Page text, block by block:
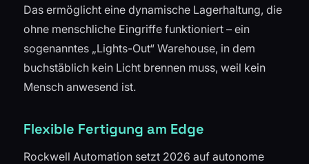
Das ermöglicht eine dynamische Lagerhaltung, die
ohne menschliche Eingriffe funktioniert – ein
sogenanntes „Lights-Out“ Warehouse, in dem
buchstäblich kein Licht brennen muss, weil kein
Mensch anwesend ist.
Flexible Fertigung am Edge
Rockwell Automation setzt 2026 auf autonome